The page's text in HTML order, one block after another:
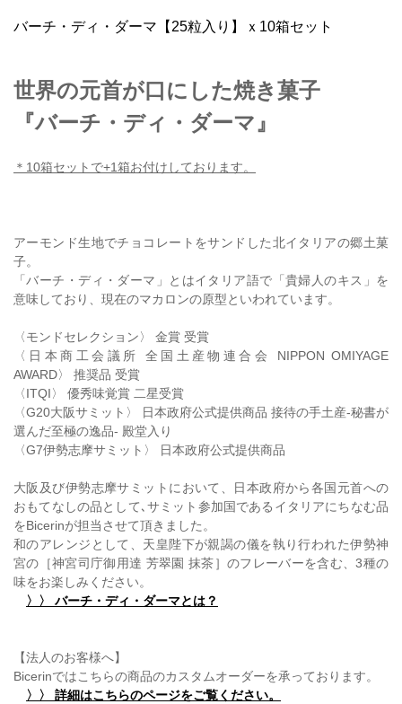
バーチ・ディ・ダーマ【25粒入り】ｘ10箱セット
世界の元首が口にした焼き菓子
『バーチ・ディ・ダーマ』
＊10箱セットで+1箱お付けしております。
アーモンド生地でチョコレートをサンドした北イタリアの郷土菓
子。
「バーチ・ディ・ダーマ」とはイタリア語で「貴婦人のキス」を
意味しており、現在のマカロンの原型といわれています。
〈モンドセレクション〉 金賞 受賞
〈日本商工会議所 全国土産物連合会 NIPPON OMIYAGE
AWARD〉 推奨品 受賞
〈ITQI〉 優秀味覚賞 二星受賞
〈G20大阪サミット〉 日本政府公式提供商品 接待の手土産-秘書が
選んだ至極の逸品- 殿堂入り
〈G7伊勢志摩サミット〉 日本政府公式提供商品
大阪及び伊勢志摩サミットにおいて、日本政府から各国元首への
おもてなしの品として､サミット参加国であるイタリアにちなむ品
をBicerinが担当させて頂きました。
和のアレンジとして、天皇陛下が親謁の儀を執り行われた伊勢神
宮の［神宮司庁御用達 芳翠園 抹茶］のフレーバーを含む、3種の
味をお楽しみください。
〉〉 バーチ・ディ・ダーマとは？
【法人のお客様へ】
Bicerinではこちらの商品のカスタムオーダーを承っております。
〉〉 詳細はこちらのページをご覧ください。